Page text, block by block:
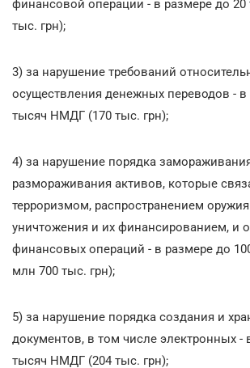
финансовой операции - в размере до
тыс. грн);
3) за нарушение требований
осуществления денежных переводов - в
тысяч НМДГ (170 тыс. грн);
4) за нарушение порядка
размораживания активов, которые
терроризмом, распространением
уничтожения и их финансированием, и
финансовых операций - в размере до
млн 700 тыс. грн);
5) за нарушение порядка создания и
документов, в том числе электронных -
тысяч НМДГ (204 тыс. грн);